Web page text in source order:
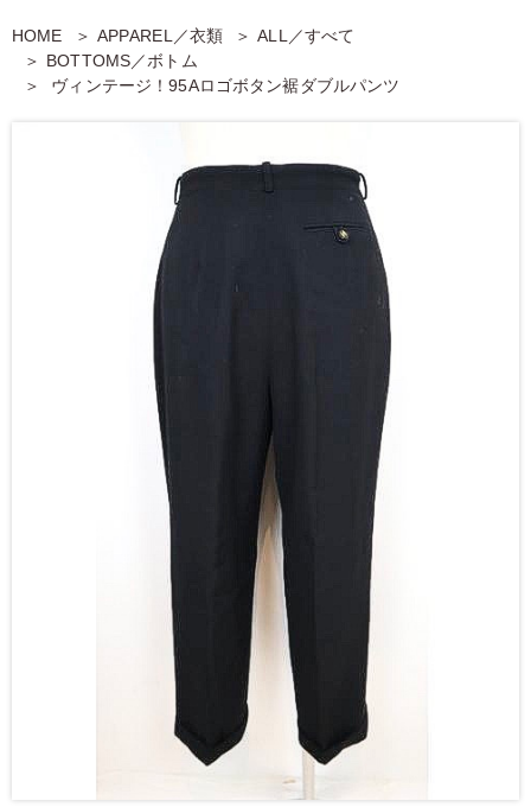
HOME APPAREL／衣類
ALL／すべて
BOTTOMS／ボトム
ヴィンテージ！95Aロゴボタン裾ダブルパンツ